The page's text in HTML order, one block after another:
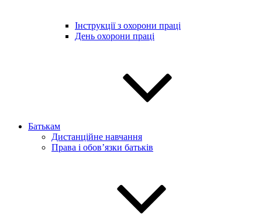
Інструкції з охорони праці
День охорони праці
Батькам
Дистанційне навчання
Права і обов’язки батьків